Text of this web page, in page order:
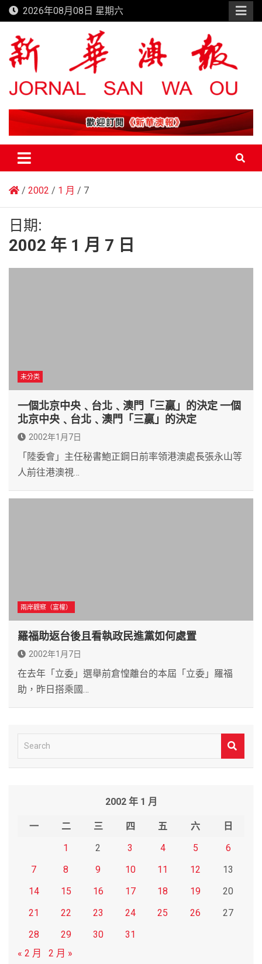
Skip
to
content
2026年08月08日 星期六
新華澳報
2002 1 月 7
日期:
2002 年 1 月 7 日
未分类
一個北京中央﹑台北﹑澳門「三贏」的決定 一個
北京中央﹑台北﹑澳門「三贏」的決定
2002年1月7日
「陸委會」主任秘書鮑正鋼日前率領港澳處長張永山等
人前往港澳視…
兩岸觀察（富權）
羅福助返台後且看執政民進黨如何處置
2002年1月7日
在去年「立委」選舉前倉惶離台的本屆「立委」羅福
助，昨日搭乘國…
e
2002 年 1 月
一 二 三 四 五 六
日
1
2 3 4 5
6
7
8 9 10 11 12
13
14
15 16 17 18 19
20
21
22 23 24 25 26
27
28
29 30
31
« 2 月
2 月 »